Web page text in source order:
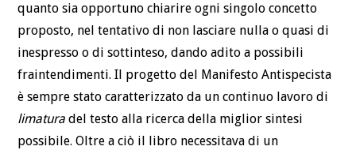
ANTISPECISMO
CHI
BLOG
CONTATTI
quanto sia opportuno chiarire ogni singolo concetto
proposto, nel tentativo di non lasciare nulla o quasi di
inespresso o di sottinteso, dando adito a possibili
fraintendimenti. Il progetto del Manifesto Antispecista
è sempre stato caratterizzato da un continuo lavoro di
limatura del testo alla ricerca della miglior sintesi
possibile. Oltre a ciò il libro necessitava di un